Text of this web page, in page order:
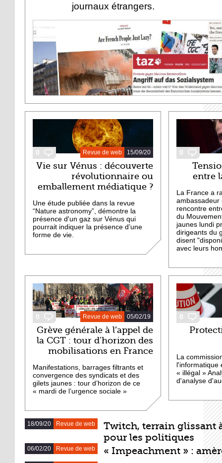
journaux étrangers.
DERNIERS ARTICLES
0 15/09/20
Revue de web
Vie sur Vénus : découverte
révolutionnaire ou
emballement médiatique ?
Une étude publiée dans la revue
“Nature astronomy”, démontre la
présence d'un gaz sur Vénus qui
pourrait indiquer la présence d’une
forme de vie.
0
entre
La France a
ambassadeur
rencontre
du
jaunes lundi
dirigeants du
disent
avec leurs
0 05/02/19
Revue de web
Grève générale à l’appel de
la CGT : tour d'horizon des
mobilisations en France
Manifestations, barrages filtrants et
convergence des syndicats et des
gilets jaunes : tour d’horizon de ce
« mardi de l’urgence sociale »
0
La
l'informatique
« illégal »
d'analyse
DERNIERS ARTICLES
18/09/20 Revue de web
Twitch, terrain glissant
pour les politiques
06/02/20 Revue de web « Impeachment » :